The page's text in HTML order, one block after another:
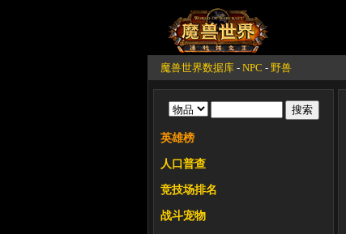
魔兽世界数据库 - NPC - 野兽
英雄榜
人口普查
竞技场排名
战斗宠物